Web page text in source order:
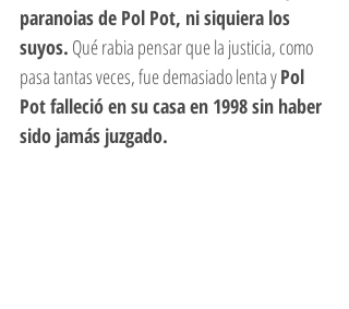
paranoias de Pol Pot, ni siquiera los
suyos. Qué rabia pensar que la justicia, como
pasa tantas veces, fue demasiado lenta y Pol
Pot falleció en su casa en 1998 sin haber
sido jamás juzgado.